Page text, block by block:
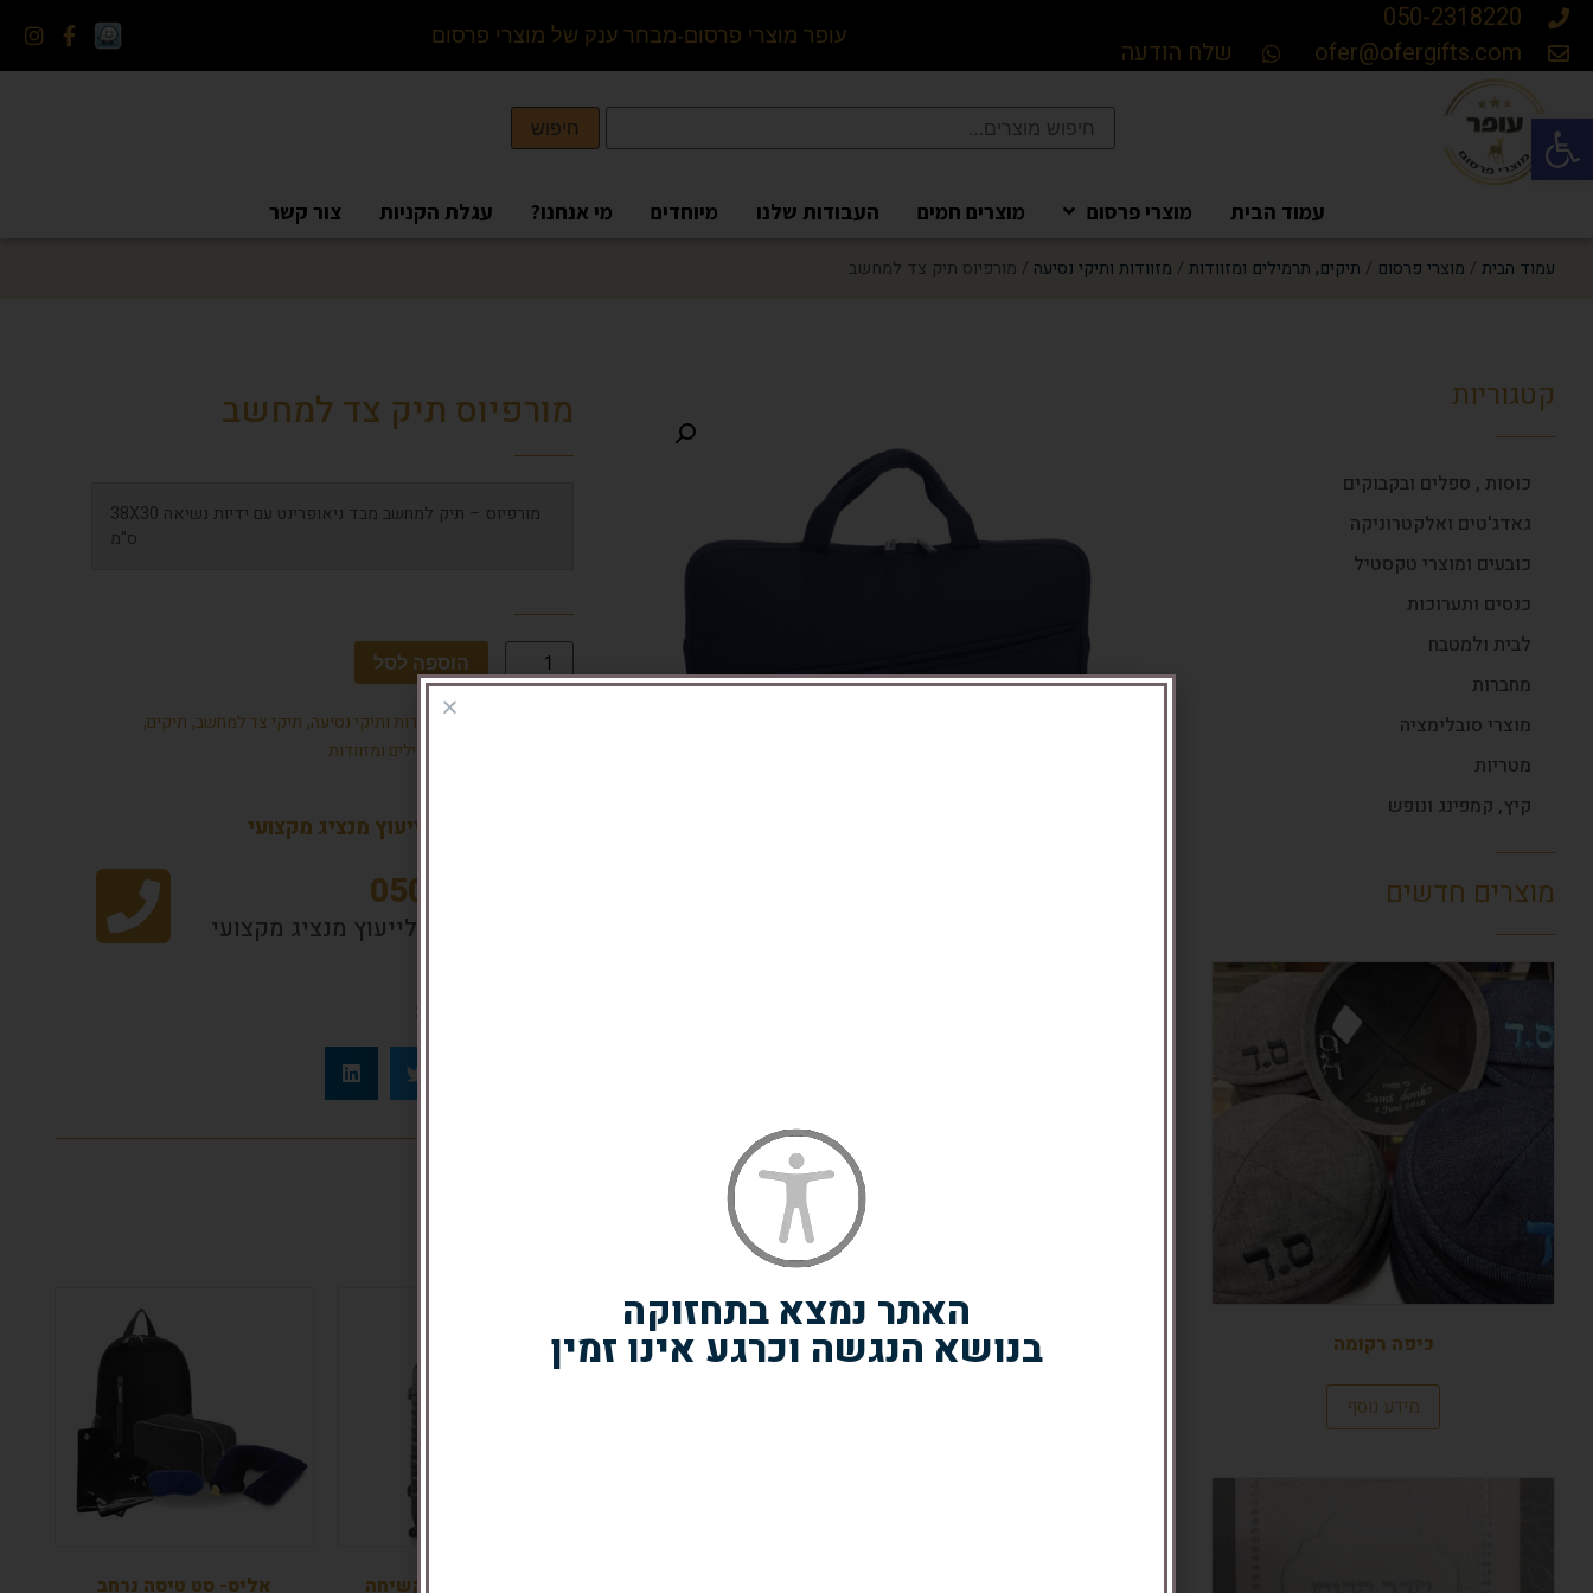
פתח סרגל נגישות
050-2318220
ofer@ofergifts.com
שלח הודעה
פר מ צרי פ רסום-מבחר ענ ק ש ל מ צרי פ רסום ל
חיפוש
עמוד הבית מוצרי פרסום מוצרים חמים העבודות שלנו מיוחדים מי אנחנו? עגלת הקניות צור קשר
עמוד הבית / מוצרי פרסום / תיקים, תרמילים ומזוודות / מזוודות ותיקי נסיעה / מורפיוס תיק צד למחשב
קטגוריות
כוסות , ספלים ובקבוקים
גאדג'טים ואלקטרוניקה
כובעים ומוצרי טקסטיל
כנסים ותערוכות
לבית ולמטבח
מחברות
מוצרי סובלימציה
מטריות
קיץ, קמפינג ונופש
מוצרים חדשים
כיפה רקומה
מידע נוסף
מורפיוס תיק צד למחשב
מורפיוס – תיק למחשב מבד ניאופרינט עם ידיות נשיאה 38X30
ס"מ
הוספה לסל
מזוודות ותיקי נסיעה, תיקי צד למחשב, תיקים,
תרמילים ומזוודות
התקשרו עכשיו לייעוץ מנציג מקצועי
050-2318220
התקשרו עכשיו לייעוץ מנציג מקצועי
שתפו את המוצר :
אליס- סט טיסה נרחב
האתר נמצא בתחזוקה
בנושא הנגשה וכרגע אינו זמין